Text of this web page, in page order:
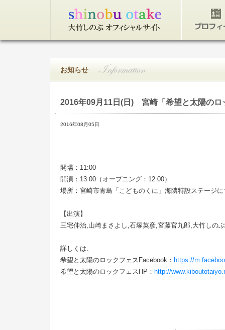
お知らせ
2016年09月11日(日) 宮崎「希望と太陽のロ
2016年08月05日
開場：11:00
開演：13:00（オープニング：12:00）
場所：宮崎市青島「こどものくに」海隣特設ステージに
【出演】
三宅伸治,山崎まさよし,石塚英彦,宮藤官九郎,大竹しの
詳しくは、
希望と太陽のロックフェスFacebook： https://
希望と太陽のロックフェスHP： http://